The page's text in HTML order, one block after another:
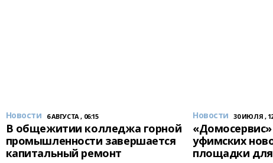
Новости 6 АВГУСТА , 06:15
В общежитии колледжа горной
промышленности завершается
капитальный ремонт
Новости 30 ИЮЛЯ ,
«Домосервис»
уфимских
площадки